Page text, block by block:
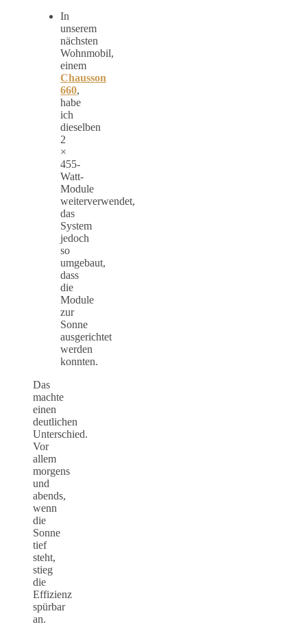
In
unserem
nächsten
Wohnmobil,
einem
Chausson
660,
habe
ich
dieselben
2
×
455-
Watt-
Module
weiterverwendet,
das
System
jedoch
so
umgebaut,
dass
die
Module
zur
Sonne
ausgerichtet
werden
konnten.
Das
machte
einen
deutlichen
Unterschied.
Vor
allem
morgens
und
abends,
wenn
die
Sonne
tief
steht,
stieg
die
Effizienz
spürbar
an.